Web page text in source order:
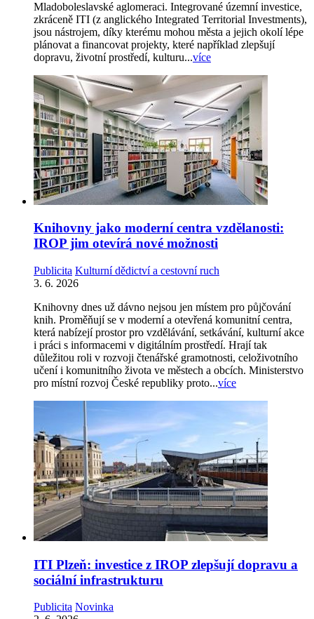
Mladoboleslavské aglomeraci. Integrované územní investice,
zkráceně ITI (z anglického Integrated Territorial Investments),
jsou nástrojem, díky kterému mohou města a jejich okolí lépe
plánovat a financovat projekty, které například zlepšují
dopravu, životní prostředí, kulturu...více
Knihovny jako moderní centra vzdělanosti:
IROP jim otevírá nové možnosti
Publicita Kulturní dědictví a cestovní ruch
3. 6. 2026
Knihovny dnes už dávno nejsou jen místem pro půjčování
knih. Proměňují se v moderní a otevřená komunitní centra,
která nabízejí prostor pro vzdělávání, setkávání, kulturní akce
i práci s informacemi v digitálním prostředí. Hrají tak
důležitou roli v rozvoji čtenářské gramotnosti, celoživotního
učení i komunitního života ve městech a obcích. Ministerstvo
pro místní rozvoj České republiky proto...více
ITI Plzeň: investice z IROP zlepšují dopravu a
sociální infrastrukturu
Publicita Novinka